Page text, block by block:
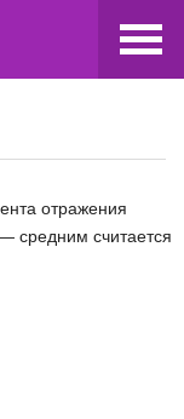
отражения
средним считается